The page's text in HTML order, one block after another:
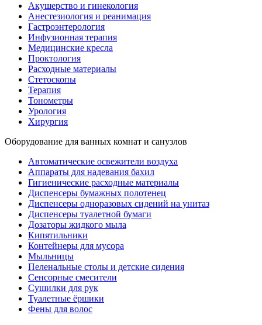
Акушерство и гинекология
Анестезиология и реанимация
Гастроэнтерология
Инфузионная терапия
Медицинские кресла
Проктология
Расходные материалы
Стетоскопы
Терапия
Тонометры
Урология
Хирургия
Оборудование для ванных комнат и санузлов
Автоматические освежители воздуха
Аппараты для надевания бахил
Гигиенические расходные материалы
Диспенсеры бумажных полотенец
Диспенсеры одноразовых сидений на унитаз
Диспенсеры туалетной бумаги
Дозаторы жидкого мыла
Кипятильники
Контейнеры для мусора
Мыльницы
Пеленальные столы и детские сидения
Сенсорные смесители
Сушилки для рук
Туалетные ёршики
Фены для волос